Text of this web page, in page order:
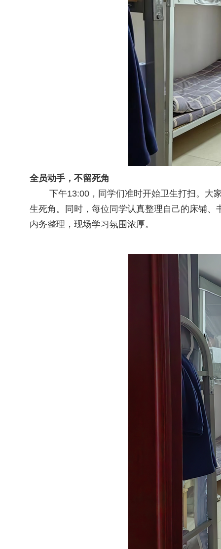
全员动手，不留死角
下午13:00，同学们准时开始卫生打扫。大家
生死角。同时，每位同学认真整理自己的床铺
内务整理，现场学习氛围浓厚。